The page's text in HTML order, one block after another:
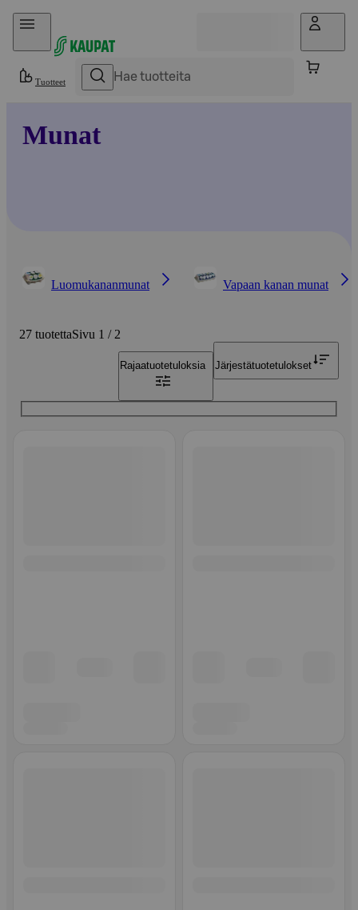
Hyppää sisältöön
Tuotteet
Munat
Luomukananmunat Vapaan kanan munat
27 tuotettaSivu 1 / 2
Rajaatuotetuloksia Järjestätuotetulokset